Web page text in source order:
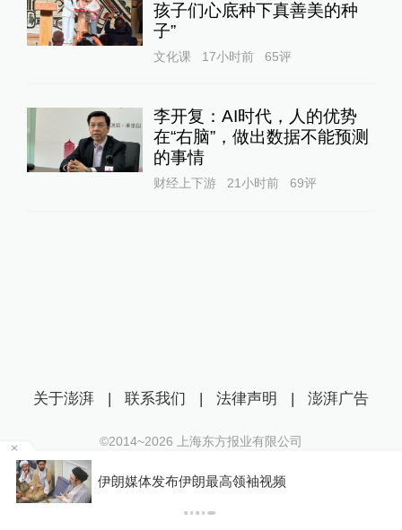
孩子们心底种下真善美的种
子”
文化课 17小时前 65评
李开复：AI时代，人的优势
在“右脑”，做出数据不能预测
的事情
财经上下游 21小时前 69评
伊朗媒体发布伊朗最高领袖视频
关于澎湃 | 联系我们 | 法律声明 | 澎湃广告
©2014~2026 上海东方报业有限公司
沪ICP证：沪B2-20170116 | 沪ICP备14003370号
互联网新闻信息服务许可证：31120170006
沪公网安备 31010602000299号